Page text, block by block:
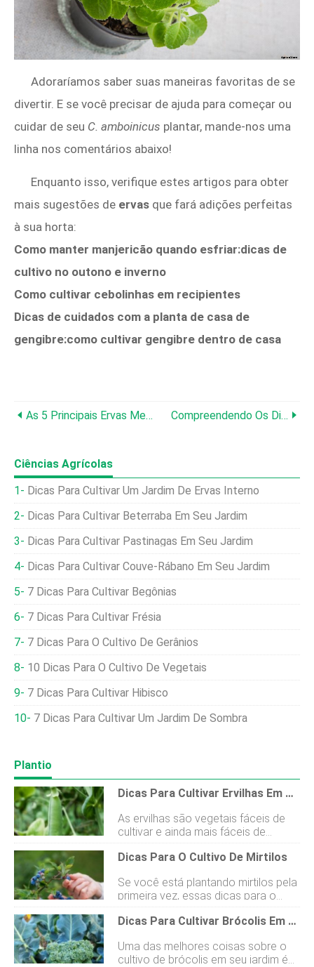
Adoraríamos saber suas maneiras favoritas de se
divertir. E se você precisar de ajuda para começar ou
cuidar de seu C. amboinicus plantar, mande-nos uma
linha nos comentários abaixo!
Enquanto isso, verifique estes artigos para obter
mais sugestões de ervas que fará adições perfeitas
à sua horta:
Como manter manjericão quando esfriar:dicas de
cultivo no outono e inverno
Como cultivar cebolinhas em recipientes
Dicas de cuidados com a planta de casa de
gengibre:como cultivar gengibre dentro de casa
As 5 Principais Ervas Mediterrâneas:cultivo, Comendo, E Cura Compreendendo Os Diferentes Tipos De Flores De Peônia
Ciências Agrícolas
Dicas Para Cultivar Um Jardim De Ervas Interno
Dicas Para Cultivar Beterraba Em Seu Jardim
Dicas Para Cultivar Pastinagas Em Seu Jardim
Dicas Para Cultivar Couve-Rábano Em Seu Jardim
7 Dicas Para Cultivar Begônias
7 Dicas Para Cultivar Frésia
7 Dicas Para O Cultivo De Gerânios
10 Dicas Para O Cultivo De Vegetais
7 Dicas Para Cultivar Hibisco
7 Dicas Para Cultivar Um Jardim De Sombra
Plantio
Dicas Para Cultivar Ervilhas Em Seu Jardim
As ervilhas são vegetais fáceis de
cultivar e ainda mais fáceis de
desfrutar com as suas refeições.
Use nossas dicas para cultivar
considerar o cultivo de ervilhas,
você tem muitas variedades para
escolher, incluindo ervilhas, ervilhas e
ervilhas. Não importa qual variedade
você escolha cultivar, você
descobrirá que a maioria requer o
Dicas Para O Cultivo De Mirtilos
Se você está plantando mirtilos pela
primeira vez, essas dicas para o
cultivo de mirtilos o ajudarão a
cultivar sua primeira colheita do
parecem ser uma das frutas mais
populares da família das bagas. As
Dicas Para Cultivar Brócolis Em Seu Jardim
Uma das melhores coisas sobre o
cultivo de brócolis em seu jardim é